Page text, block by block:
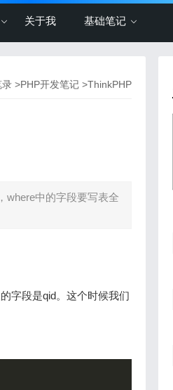
关于我 基础笔记
录 >PHP开发笔记 >ThinkPHP
where中的字段要写表全
字段是qid。这个时候我们